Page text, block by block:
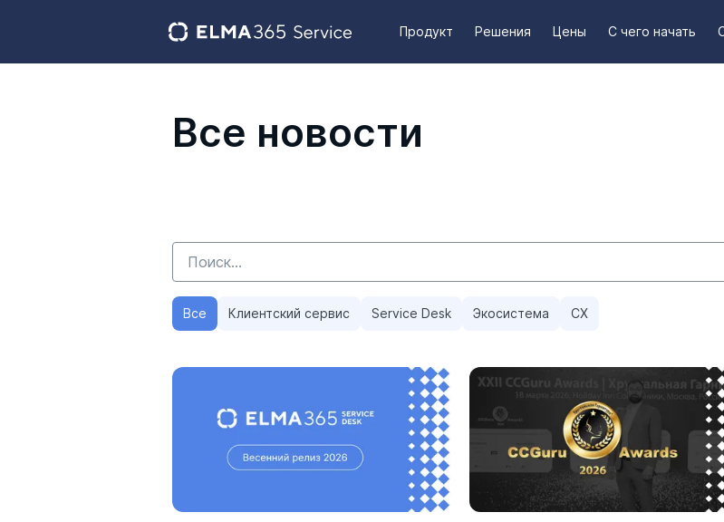
Продукт Решения Цены С чего начать
Все новости
Все Клиентский сервис Service Desk Экосистема CX